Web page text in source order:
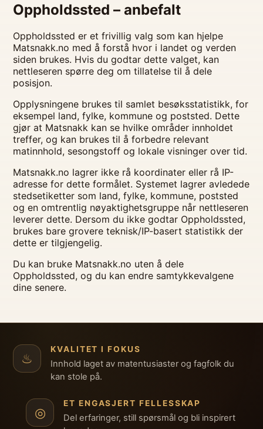
Oppholdssted – anbefalt
Oppholdssted er et frivillig valg som kan hjelpe
Matsnakk.no med å forstå hvor i landet og verden
siden brukes. Hvis du godtar dette valget, kan
nettleseren spørre deg om tillatelse til å dele
posisjon.
Opplysningene brukes til samlet besøksstatistikk, for
eksempel land, fylke, kommune og poststed. Dette
gjør at Matsnakk kan se hvilke områder innholdet
treffer, og kan brukes til å forbedre relevant
matinnhold, sesongstoff og lokale visninger over tid.
Matsnakk.no lagrer ikke rå koordinater eller rå IP-
adresse for dette formålet. Systemet lagrer avledede
stedsetiketter som land, fylke, kommune, poststed
og en omtrentlig nøyaktighetsgruppe når nettleseren
leverer dette. Dersom du ikke godtar Oppholdssted,
brukes bare grovere teknisk/IP-basert statistikk der
dette er tilgjengelig.
Du kan bruke Matsnakk.no uten å dele
Oppholdssted, og du kan endre samtykkevalgene
dine senere.
♨
KVALITET I FOKUS
Innhold laget av matentusiaster og fagfolk du
kan stole på.
◎
ET ENGASJERT FELLESSKAP
Del erfaringer, still spørsmål og bli inspirert